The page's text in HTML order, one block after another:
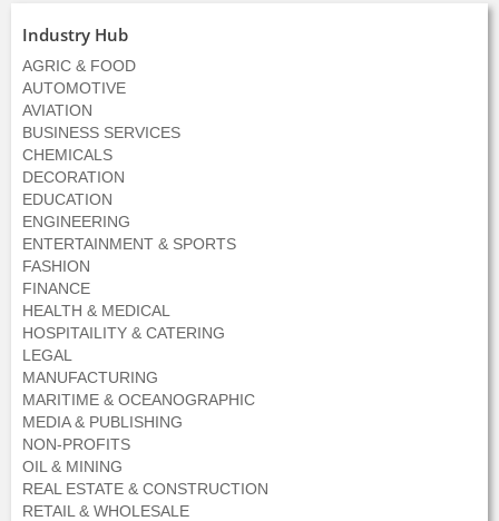
Industry Hub
AGRIC & FOOD
AUTOMOTIVE
AVIATION
BUSINESS SERVICES
CHEMICALS
DECORATION
EDUCATION
ENGINEERING
ENTERTAINMENT & SPORTS
FASHION
FINANCE
HEALTH & MEDICAL
HOSPITAILITY & CATERING
LEGAL
MANUFACTURING
MARITIME & OCEANOGRAPHIC
MEDIA & PUBLISHING
NON-PROFITS
OIL & MINING
REAL ESTATE & CONSTRUCTION
RETAIL & WHOLESALE